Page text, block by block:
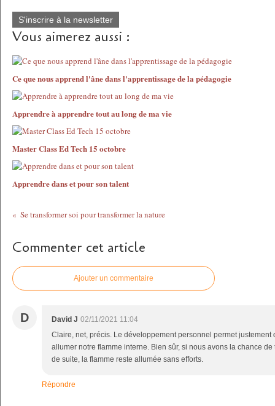
S'inscrire à la newsletter
Vous aimerez aussi :
Ce que nous apprend l'âne dans l'apprentissage de la pédagogie
Apprendre à apprendre tout au long de ma vie
Master Class Ed Tech 15 octobre
Apprendre dans et pour son talent
Se transformer soi pour transformer la nature
Commenter cet article
Ajouter un commentaire
D David J 02/11/2021 11:04
Claire, net, précis. Le développement personnel permet justement
allumer notre flamme interne. Bien sûr, si nous avons la chance
de suite, la flamme reste allumée sans efforts.
Répondre